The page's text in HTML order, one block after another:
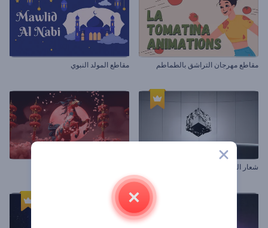
مقاطع مهرجان التراشق بالطماطم مقاطع المولد النبوي
شعار المكعب المعدني الملهم